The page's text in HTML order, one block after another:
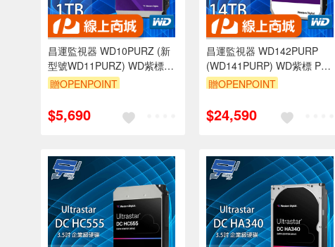
昌運監視器 WD10PURZ (新
型號WD11PURZ) WD紫標
1TB 3.5吋監控專用(系統)硬
贈OPENPOINT
$5,690
昌運監視器 WD142PURP
(WD141PURP) WD紫標 PRO
14TB 3.5吋監控專用(系統)硬
贈OPENPOINT
$24,590